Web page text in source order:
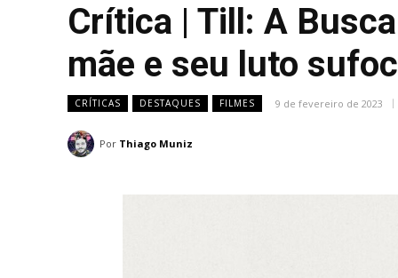
Crítica | Till: A
mãe e seu luto
CRÍTICAS DESTAQUES FILMES 9 de fevereiro de 2023
Por Thiago Muniz